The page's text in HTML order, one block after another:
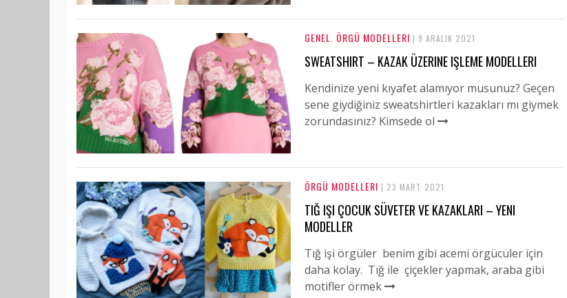
GENEL ÖRGÜ MODELLERI | 9 ARALIK 2021
SWEATSHIRT – KAZAK ÜZERINE IŞLEME MODELLERI
Kendinize yeni kıyafet alamıyor musunuz? Geçen
sene giydiğiniz sweatshirtleri kazakları mı giymek
zorundasınız? Kimsede ol
ÖRGÜ MODELLERI | 23 MART 2021
TIĞ IŞI ÇOCUK SÜVETER VE KAZAKLARI – YENI
MODELLER
Tığ işi örgüler benim gibi acemi örgücüler için
daha kolay. Tığ ile çiçekler yapmak, araba gibi
motifler örmek